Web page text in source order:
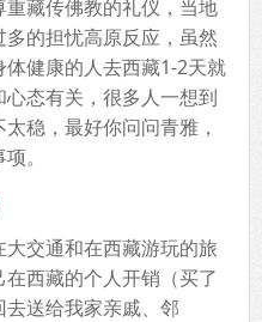
藏传佛教的礼仪，当地
的担忧高原反应，虽然
健康的人去西藏1-2天就
态有关，很多人一想到
稳，最好你问问青雅，
。
交通和在西藏游玩的旅
西藏的个人开销（买了
送给我家亲戚、邻